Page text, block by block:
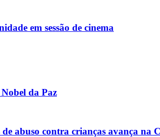
em sessão de cinema
da Paz
abuso contra crianças avança na